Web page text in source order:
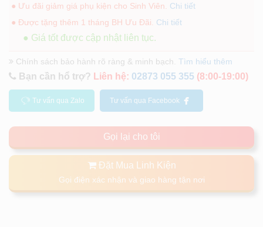
● Ưu đãi giảm giá phụ kiện cho Sinh Viên. Chi tiết
● Được tặng thêm 1 tháng BH Ưu Đãi. Chi tiết
● Giá tốt được cập nhật liên tục.
Chính sách bảo hành rõ ràng & minh bạch. Tìm hiểu thêm
Bạn cần hổ trợ? Liên hệ: 02873 055 355 (8:00-19:00)
Tư vấn qua Zalo Tư vấn qua Facebook
Gọi lại cho tôi
Đặt Mua Linh Kiện
Gọi điện xác nhận và giao hàng tận nơi